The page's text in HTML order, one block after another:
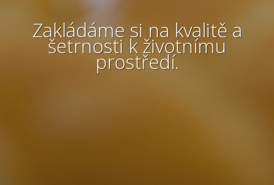
Zakládáme si na kvalitě a
šetrnosti k životnímu
prostředí.